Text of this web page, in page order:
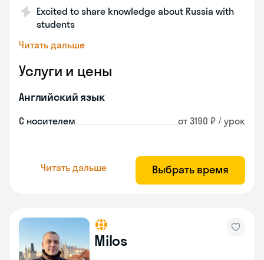
Excited to share knowledge about Russia with
students
Читать дальше
Услуги и цены
Английский язык
С носителем от 3190 ₽ / урок
Читать дальше Выбрать время
Milos